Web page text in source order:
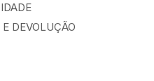
DEVOLUÇÃO